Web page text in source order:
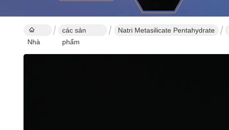
Nhà
các sản
phẩm
Natri Metasilicate Pentahydrate